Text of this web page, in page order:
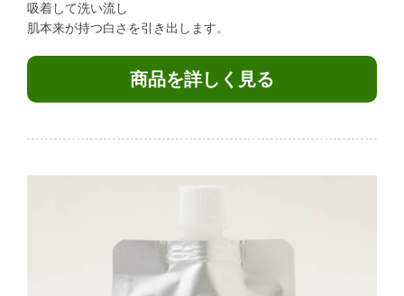
吸着して洗い流し
肌本来が持つ白さを引き出します。
商品を詳しく見る